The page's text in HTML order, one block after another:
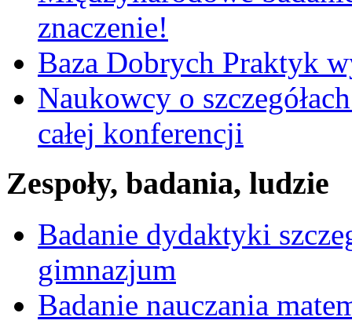
znaczenie!
Baza Dobrych Praktyk
Naukowcy o
całej konferencji
Zespoły, badania, ludzie
Badanie dydaktyki
gimnazjum
Badanie nauczania